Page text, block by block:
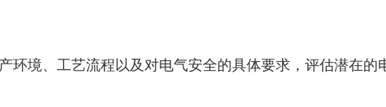
境、工艺流程以及对电气安全的具体要求，评估潜在的